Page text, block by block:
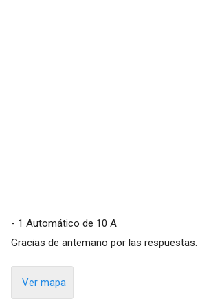
- 1 Automático de 10 A
Gracias de antemano por las respuestas.
Ver mapa